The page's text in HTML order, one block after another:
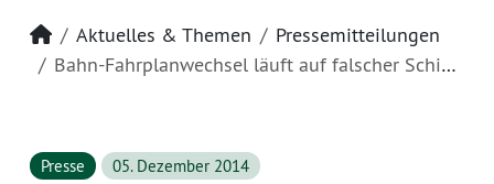
Startseite
Aktuelles & Themen
Pressemitteilungen
Bahn-Fahrplanwechsel läuft auf falscher Schiene
Presse 05. Dezember 2014